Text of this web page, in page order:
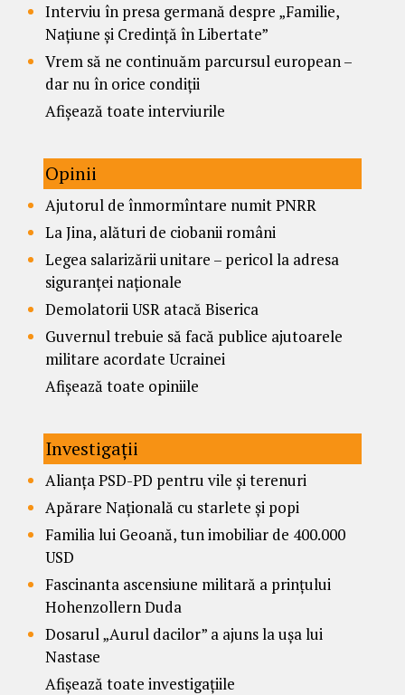
Interviu în presa germană despre „Familie,
Națiune și Credință în Libertate”
Vrem să ne continuăm parcursul european –
dar nu în orice condiții
Afișează toate interviurile
Opinii
Ajutorul de înmormîntare numit PNRR
La Jina, alături de ciobanii români
Legea salarizării unitare – pericol la adresa
siguranței naționale
Demolatorii USR atacă Biserica
Guvernul trebuie să facă publice ajutoarele
militare acordate Ucrainei
Afișează toate opiniile
Investigații
Alianța PSD-PD pentru vile și terenuri
Apărare Națională cu starlete și popi
Familia lui Geoană, tun imobiliar de 400.000
USD
Fascinanta ascensiune militară a prințului
Hohenzollern Duda
Dosarul „Aurul dacilor” a ajuns la ușa lui
Nastase
Afișează toate investigațiile